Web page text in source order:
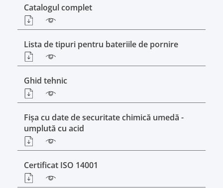
Catalogul complet
Lista de tipuri pentru bateriile de pornire
Ghid tehnic
Fişa cu date de securitate chimică umedă -
umplută cu acid
Certificat ISO 14001